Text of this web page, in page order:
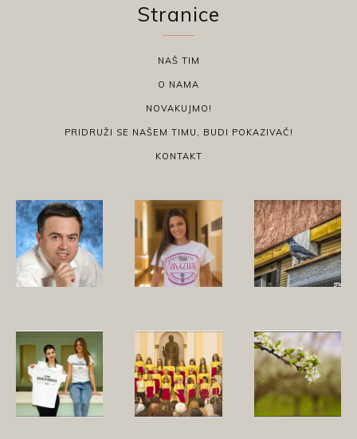
Stranice
NAŠ TIM
O NAMA
NOVAKUJMO!
PRIDRUŽI SE NAŠEM TIMU, BUDI POKAZIVAČ!
KONTAKT